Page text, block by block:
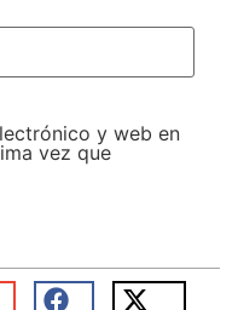
y web en
vez que